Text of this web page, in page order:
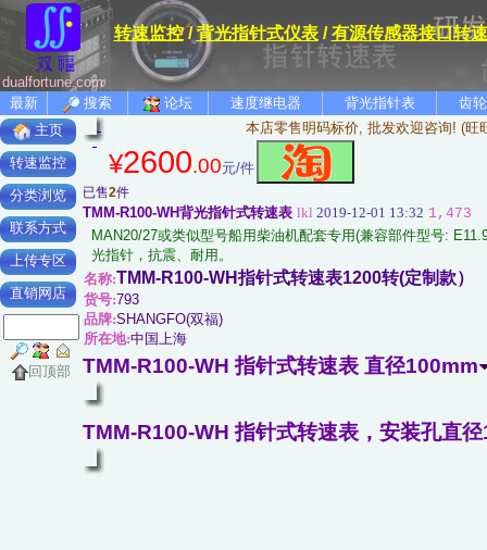
dualfortune.com
转速监控/背光指针式仪表/有源传感器接口转
最新 搜索 论坛 速度继电器 背光指针表
齿
主页
转速监控
分类浏览
联系方式
上传专区
直销网店
回顶部
本店零售明码标价, 批发欢迎咨询! (旺
¥2600.00元/件
已售2件
TMM-R100-WH背光指针式转速表 lkl 2019-12-01 13:32 1,473
MAN20/27或类似型号船用柴油机配套专用(兼容部件型号:
光指针，抗震、耐用。
名称:TMM-R100-WH指针式转速表1200转(定制款）
货号:793
品牌:SHANGFO(双福)
所在地:中国上海
TMM-R100-WH 指针式转速表 直径100mm
TMM-R100-WH 指针式转速表，安装孔直